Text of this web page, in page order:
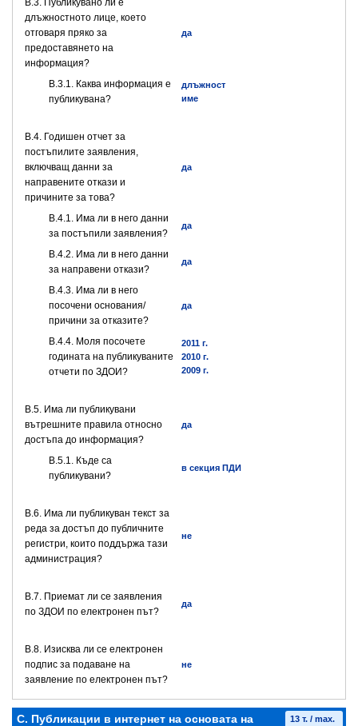
В.3. Публикувано ли е
длъжностното лице, което
отговаря пряко за
предоставянето на
информация?
да
B.3.1. Каква информация е
публикувана?
длъжност
име
В.4. Годишен отчет за
постъпилите заявления,
включващ данни за
направените откази и
причините за това?
да
В.4.1. Има ли в него данни
за постъпили заявления?
да
В.4.2. Има ли в него данни
за направени откази?
да
В.4.3. Има ли в него
посочени основания/
причини за отказите?
да
В.4.4. Моля посочете
годината на публикуваните
отчети по ЗДОИ?
2011 г.
2010 г.
2009 г.
В.5. Има ли публикувани
вътрешните правила относно
достъпа до информация?
да
В.5.1. Къде са
публикувани?
в секция ПДИ
В.6. Има ли публикуван текст за
реда за достъп до публичните
регистри, които поддържа тази
администрация?
не
В.7. Приемат ли се заявления
по ЗДОИ по електронен път?
да
В.8. Изисква ли се електронен
подпис за подаване на
заявление по електронен път?
не
C. Публикации в интернет на основата на
13 т. / max.